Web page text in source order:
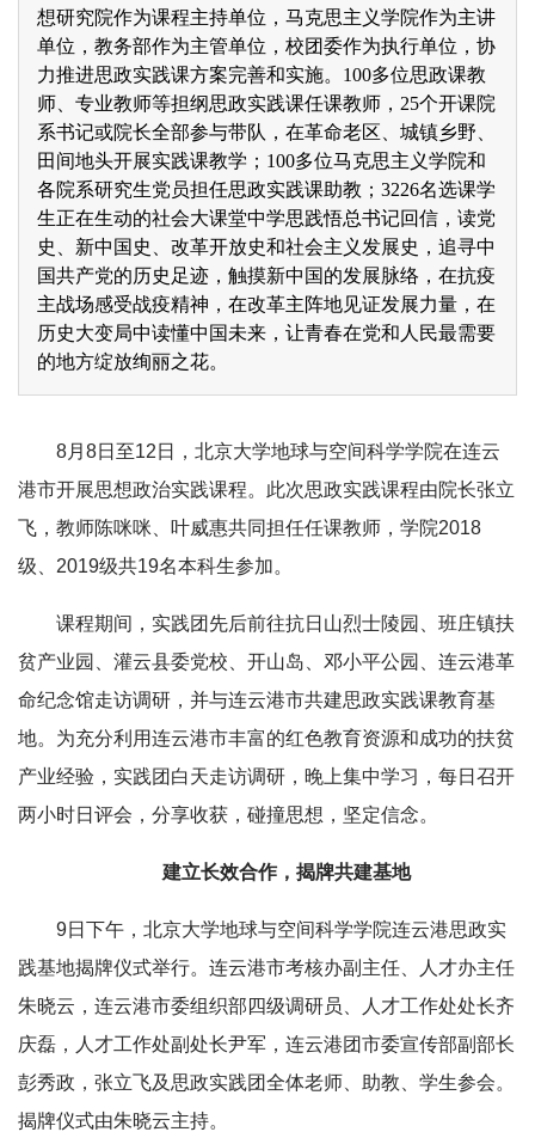
想研究院作为课程主持单位，马克思主义学院作为主讲
单位，教务部作为主管单位，校团委作为执行单位，协
力推进思政实践课方案完善和实施。100多位思政课教
师、专业教师等担纲思政实践课任课教师，25个开课院
系书记或院长全部参与带队，在革命老区、城镇乡野、
田间地头开展实践课教学；100多位马克思主义学院和
各院系研究生党员担任思政实践课助教；3226名选课学
生正在生动的社会大课堂中学思践悟总书记回信，读党
史、新中国史、改革开放史和社会主义发展史，追寻中
国共产党的历史足迹，触摸新中国的发展脉络，在抗疫
主战场感受战疫精神，在改革主阵地见证发展力量，在
历史大变局中读懂中国未来，让青春在党和人民最需要
的地方绽放绚丽之花。
8月8日至12日，北京大学地球与空间科学学院在连云
港市开展思想政治实践课程。此次思政实践课程由院长张立
飞，教师陈咪咪、叶威惠共同担任任课教师，学院2018
级、2019级共19名本科生参加。
课程期间，实践团先后前往抗日山烈士陵园、班庄镇扶
贫产业园、灌云县委党校、开山岛、邓小平公园、连云港革
命纪念馆走访调研，并与连云港市共建思政实践课教育基
地。为充分利用连云港市丰富的红色教育资源和成功的扶贫
产业经验，实践团白天走访调研，晚上集中学习，每日召开
两小时日评会，分享收获，碰撞思想，坚定信念。
建立长效合作，揭牌共建基地
9日下午，北京大学地球与空间科学学院连云港思政实
践基地揭牌仪式举行。连云港市考核办副主任、人才办主任
朱晓云，连云港市委组织部四级调研员、人才工作处处长齐
庆磊，人才工作处副处长尹军，连云港团市委宣传部副部长
彭秀政，张立飞及思政实践团全体老师、助教、学生参会。
揭牌仪式由朱晓云主持。